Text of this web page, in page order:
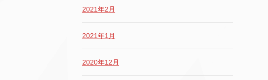
2021年2月
2021年1月
2020年12月